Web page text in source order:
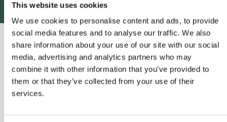
This website uses cookies
We use cookies to personalise content and ads, to provide
social media features and to analyse our traffic. We also
share information about your use of our site with our social
media, advertising and analytics partners who may
combine it with other information that you’ve provided to
them or that they’ve collected from your use of their
services.
Se lignende cases